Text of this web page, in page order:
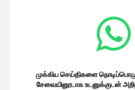
முக்கிய செய்திகளை
சேவையினூடாக உடனுக்குடன்